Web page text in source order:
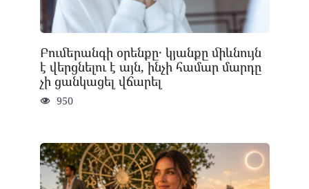
Բումերանգի օրենքը․ կյանքը միևնույն
է վերցնելու է այն, ինչի համար մարդը
չի ցանկացել վճարել
950